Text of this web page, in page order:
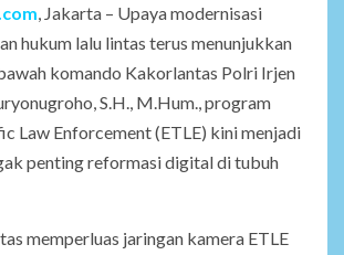
, Jakarta – Upaya modernisasi
hukum lalu lintas terus menunjukkan
komando Kakorlantas Polri Irjen
S.H., M.Hum., program
Law Enforcement (ETLE) kini menjadi
penting reformasi digital di tubuh
memperluas jaringan kamera ETLE